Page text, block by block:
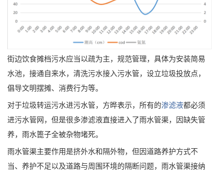
街边饮食摊档污水应当以疏为主，规范管理，具体为安装简易
水池，接通自来水，清洗污水接入污水管，设立垃圾投放点，
倡导文明摆摊、消费行为等。
对于垃圾转运污水进污水管，方晔表示，所有的渗滤液都必须
进污水管网，但是很多渗滤液直接进入了雨水管渠，因缺失管
养，雨水篦子全被杂物堵死。
雨水管渠主要作用是挤外水和隔外物，但因道路养护方式不
当、养护不足以及道路与周围环境的隔断问题，雨水管渠接纳